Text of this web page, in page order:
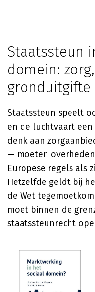
Staatssteun
domein:
gronduitgifte
Staatssteun speelt
en de luchtvaart
denk aan
— moeten
Europese regels als
Hetzelfde geldt bij
de Wet
moet binnen de
staatssteunrecht